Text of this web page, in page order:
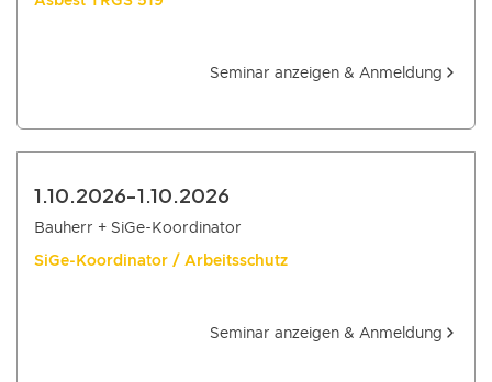
Seminar anzeigen & Anmeldung
1.10.2026-1.10.2026
Bauherr + SiGe-Koordinator
SiGe-Koordinator / Arbeitsschutz
Seminar anzeigen & Anmeldung